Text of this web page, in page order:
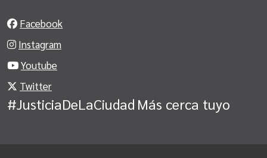
Facebook
Instagram
Youtube
Twitter
#JusticiaDeLaCiudad Más cerca tuyo